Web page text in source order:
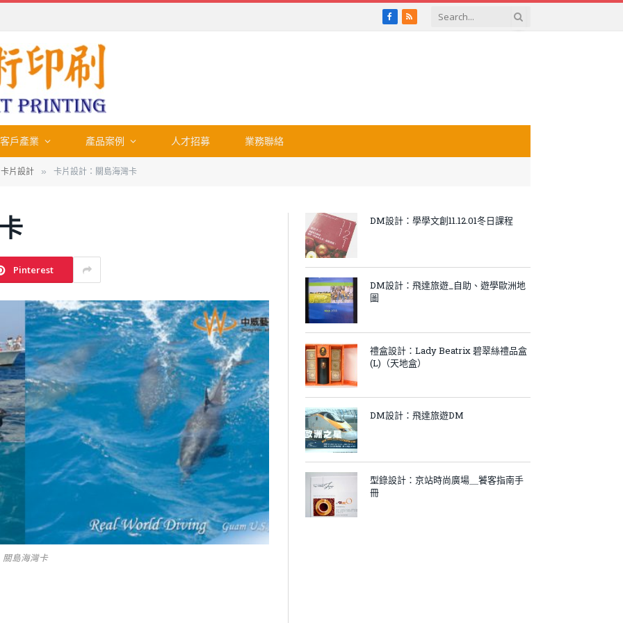
Facebook
RSS
客戶產業 產品案例 人才招募 業務聯絡
片設計 » 卡片設計：關島海灣卡
Pinterest
關島海灣卡
DM設計：學學文創11.12.01冬日課程
DM設計：飛達旅遊_自助、遊學歐洲地
圖
禮盒設計：Lady Beatrix 碧翠絲禮品盒
(L)（天地盒）
DM設計：飛達旅遊DM
型錄設計：京站時尚廣場＿饕客指南手
冊